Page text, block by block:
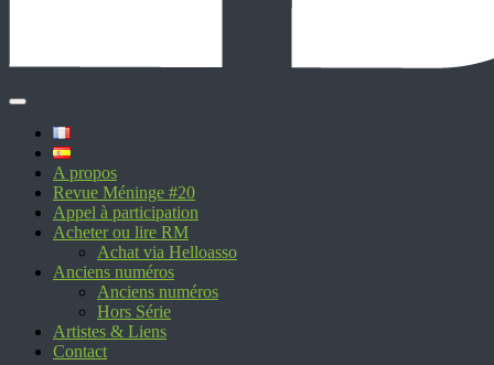
A propos
Revue Méninge #20
Appel à participation
Acheter ou lire RM
Achat via Helloasso
Anciens numéros
Anciens numéros
Hors Série
Artistes & Liens
Contact